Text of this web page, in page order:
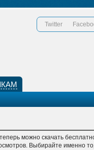
Twitter
можно скачать
Выбирайте именно